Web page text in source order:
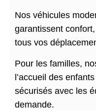
Nos véhicules
garantissent
tous vos
Pour les familles,
l’accueil des
sécurisés avec les
demande.